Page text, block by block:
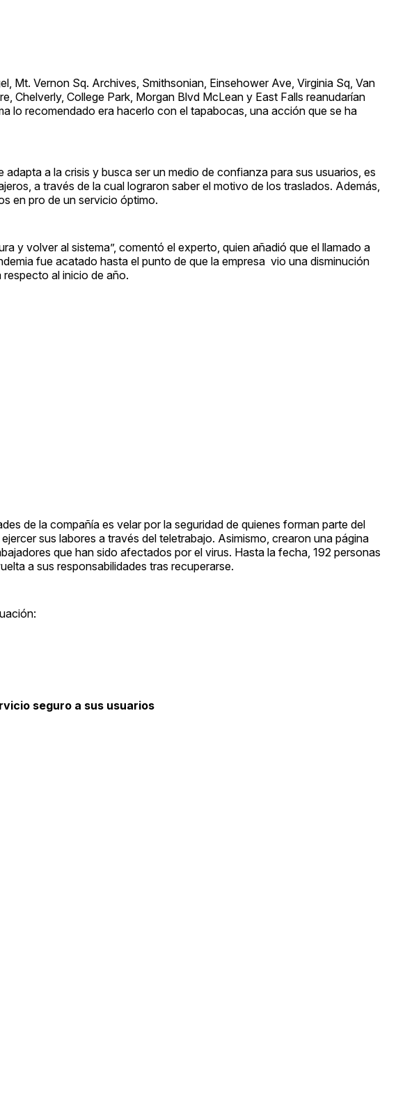
Mt. Vernon Sq. Archives, Smithsonian, Einsehower Ave, Virginia Sq, Van
Chelverly, College Park, Morgan Blvd McLean y East Falls reanudarían
lo recomendado era hacerlo con el tapabocas, una acción que se ha
a la crisis y busca ser un medio de confianza para sus usuarios, es
a través de la cual lograron saber el motivo de los traslados. Además,
en pro de un servicio óptimo.
y volver al sistema”, comentó el experto, quien añadió que el llamado a
fue acatado hasta el punto de que la empresa vio una disminución
al inicio de año.
de la compañía es velar por la seguridad de quienes forman parte del
sus labores a través del teletrabajo. Asimismo, crearon una página
que han sido afectados por el virus. Hasta la fecha, 192 personas
a sus responsabilidades tras recuperarse.
seguro a sus usuarios